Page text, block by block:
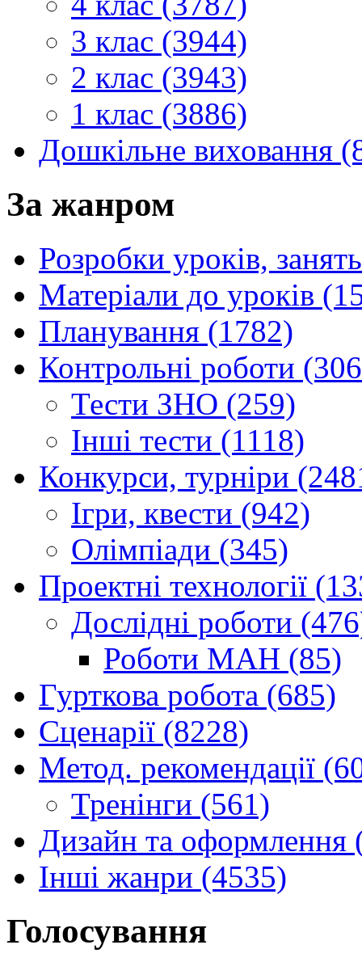
3 клас (3944)
2 клас (3943)
1 клас (3886)
Дошкільне виховання
За жанром
Розробки уроків,
Матеріали до уроків
Планування (1782)
Контрольні роботи
Тести ЗНО (259)
Інші тести (1118)
Конкурси, турніри
Ігри, квести (942)
Олімпіади (345)
Проектні технології
Дослідні роботи
Роботи МАН (85)
Гурткова робота (685)
Сценарії (8228)
Метод. рекомендації
Тренінги (561)
Дизайн та оформлення
Інші жанри (4535)
Голосування